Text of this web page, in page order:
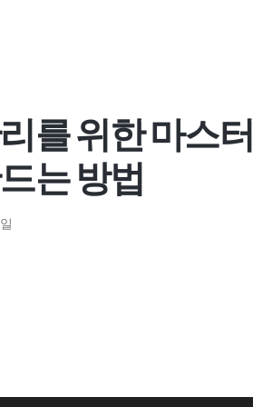
를 위한 마스터
는 방법